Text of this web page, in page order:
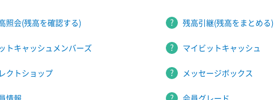
照会(残高を確認する) 残高引継(残高をまとめる)
トキャッシュメンバーズ マイビットキャッシュ
クトショップ メッセージボックス